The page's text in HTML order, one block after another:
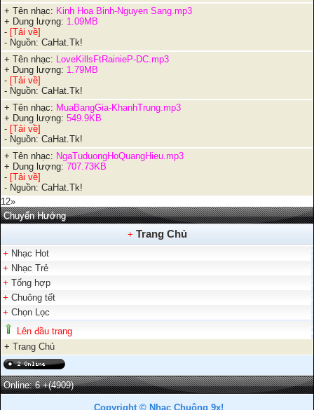
+ Tên nhạc: Kinh Hoa Binh-Nguyen Sang.mp3
+ Dung lượng: 1.09MB
- [Tải về]
- Nguồn: CaHat.Tk!
+ Tên nhạc: LoveKillsFtRainieP-DC.mp3
+ Dung lượng: 1.79MB
- [Tải về]
- Nguồn: CaHat.Tk!
+ Tên nhạc: MuaBangGia-KhanhTrung.mp3
+ Dung lượng: 549.9KB
- [Tải về]
- Nguồn: CaHat.Tk!
+ Tên nhạc: NgaTuduongHoQuangHieu.mp3
+ Dung lượng: 707.73KB
- [Tải về]
- Nguồn: CaHat.Tk!
12»
Chuyển Hướng
+ Trang Chủ
+ Nhạc Hot
+ Nhạc Trẻ
+ Tổng hợp
+ Chuông tết
+ Chọn Lọc
Lên đầu trang
+ Trang Chủ
Online: 6+(4909)
Copyright © Nhạc Chuông 9x!